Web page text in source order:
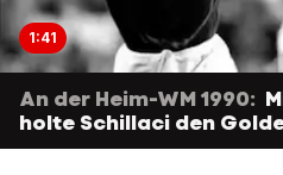
1:41
An der Heim-WM 1990:
holte Schillaci den